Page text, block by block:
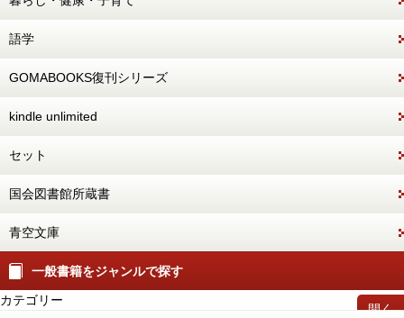
語学
GOMABOOKS復刊シリーズ
kindle unlimited
セット
国会図書館所蔵書
青空文庫
一般書籍をジャンルで探す
開く
カテゴリー